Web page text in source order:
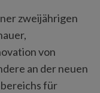
zweijährigen
von
an der neuen
für